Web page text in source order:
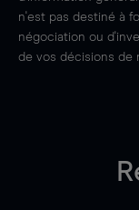
n'est pas destiné à
négociation ou
de vos décisions de